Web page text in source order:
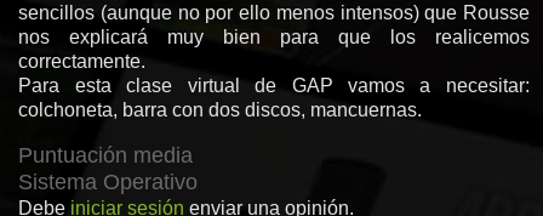
sencillos (aunque no por ello menos intensos) que Rousse
nos explicará muy bien para que los realicemos
correctamente.
Para esta clase virtual de GAP vamos a necesitar:
colchoneta, barra con dos discos, mancuernas.
Puntuación media
Sistema Operativo
Debe iniciar sesión enviar una opinión.